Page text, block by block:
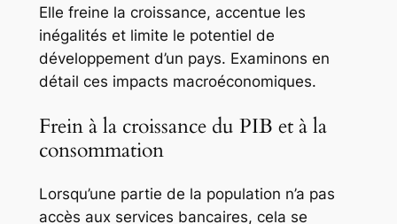
Elle freine la croissance, accentue les
inégalités et limite le potentiel de
développement d’un pays. Examinons en
détail ces impacts macroéconomiques.
Frein à la croissance du PIB et à la
consommation
Lorsqu’une partie de la population n’a pas
accès aux services bancaires, cela se